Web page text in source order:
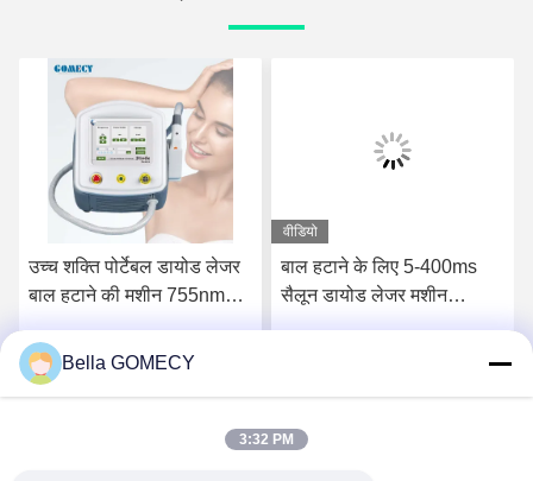
उच्च शक्ति पोर्टेबल डायोड लेजर
बाल हटाने की मशीन 755nm
वीडियो
बाल हटाने के लिए 5-400ms
सैलून डायोड लेजर मशीन
Bella GOMECY
3:32 PM